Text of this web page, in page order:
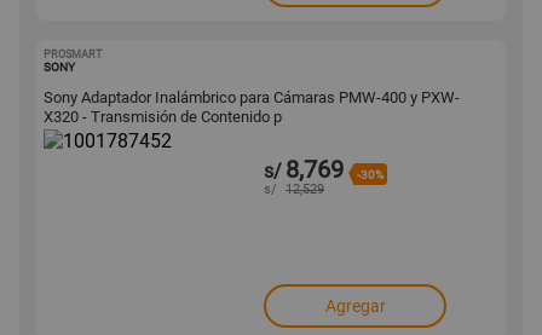
PROSMART
SONY
Sony Adaptador Inalámbrico para Cámaras PMW-400 y PXW-
X320 - Transmisión de Contenido p
s/ 8,769 -30%
s/ 12,529
Agregar